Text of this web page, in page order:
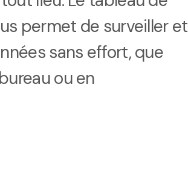
permet de surveiller et
sans effort, que
ou en